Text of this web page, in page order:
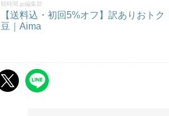
朝時間.jp編集部
【送料込・初回5%オフ】訳ありおト
豆｜Aima